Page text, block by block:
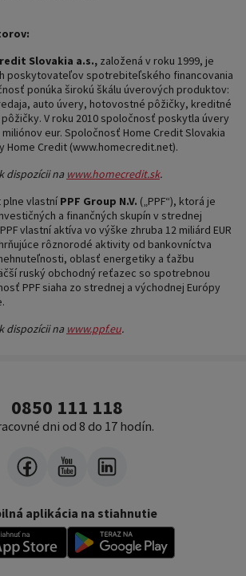
Slovakia a.s., založená v roku 1999, je
poskytovateľov spotrebiteľského financovania
ponúka širokú škálu úverových produktov:
auto úvery, hotovostné pôžičky, kreditné
V roku 2010 spoločnosť poskytla úvery
eur. Spoločnosť Home Credit Slovakia
Home Credit (www.homecredit.net).
dispozícii na www.homecredit.sk.
plne vlastní PPF Group N.V. („PPF“), ktorá je
a finančných skupín v strednej
vlastní aktíva vo výške zhruba 12 miliárd EUR
rôznorodé aktivity od bankovníctva
oblasť energetiky a ťažbu
ruský obchodný reťazec so spotrebnou
PPF siaha zo strednej a východnej Európy
dispozícii na www.ppf.eu.
0850 111 118
dni od 8 do 17 hodín.
aplikácia na stiahnutie